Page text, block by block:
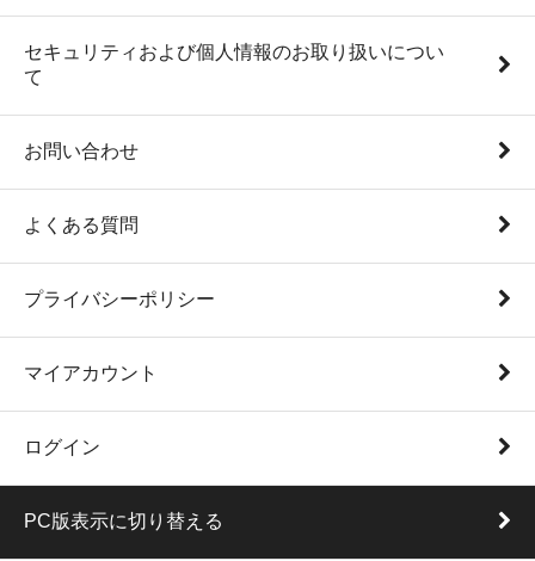
セキュリティおよび個人情報のお取り扱いについ
て
お問い合わせ
よくある質問
プライバシーポリシー
マイアカウント
ログイン
PC版表示に切り替える